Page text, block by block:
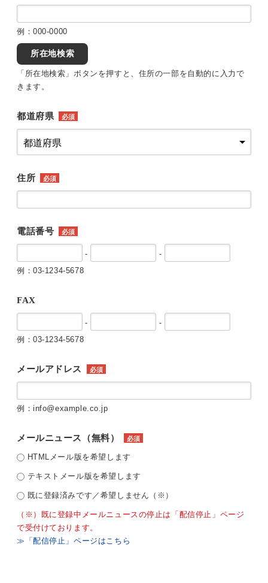
例：000-0000
所在地検索
「所在地検索」ボタンを押すと、住所の一部を自動的に入力で
きます。
都道府県 必須
住所 必須
電話番号 必須
-
-
例：03-1234-5678
FAX
-
-
例：03-1234-5678
メールアドレス 必須
例：info@example.co.jp
メールニュース（無料） 必須
HTMLメール版を希望します
テキストメール版を希望します
既に登録済みです／希望しません（※）
（※）既に登録中メールニュースの停止は「配信停止」ページ
で受付けております。
≫「配信停止」ページはこちら